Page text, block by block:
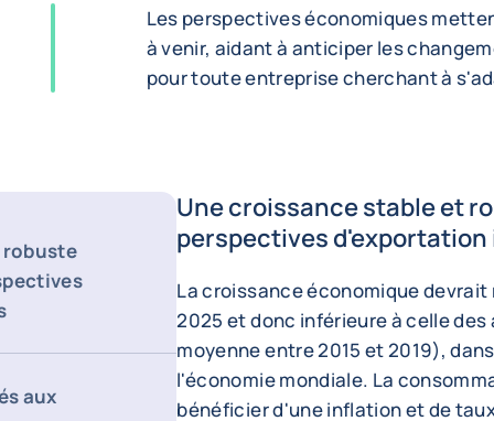
Les perspectives économiques
à venir, aidant à anticiper les
pour toute entreprise cherchant à
robuste
aux
Une croissance stable et
perspectives
La croissance économique
2025 et donc inférieure à celle
moyenne entre 2015 et 2019),
l'économie mondiale. La
bénéficier d'une inflation et de